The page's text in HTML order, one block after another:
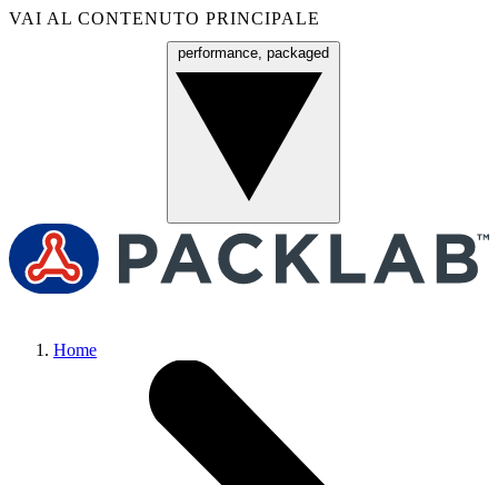
VAI AL CONTENUTO PRINCIPALE
performance, packaged
Home